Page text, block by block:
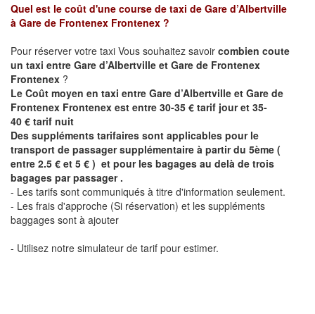
Quel est le coût d'une course de taxi de Gare d’Albertville
à Gare de Frontenex Frontenex ?
Pour réserver votre taxi Vous souhaitez savoir combien coute
un taxi entre Gare d’Albertville et Gare de Frontenex
Frontenex ?
Le Coût moyen en taxi entre Gare d’Albertville et Gare de
Frontenex Frontenex est entre 30-35 € tarif jour et 35-
40 € tarif nuit
Des suppléments tarifaires sont applicables pour le
transport de passager supplémentaire à partir du 5ème (
entre 2.5 € et 5 € ) et pour les bagages au delà de trois
bagages par passager .
- Les tarifs sont communiqués à titre d'information seulement.
- Les frais d'approche (Si réservation) et les suppléments
baggages sont à ajouter
- Utilisez notre simulateur de tarif pour estimer.